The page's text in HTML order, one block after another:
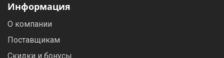
Информация
О компании
Поставщикам
Скидки и бонусы